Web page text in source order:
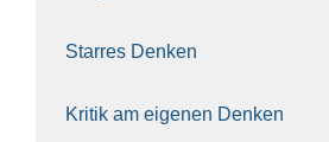
Star­res Den­ken
Kri­tik am eige­nen Den­ken